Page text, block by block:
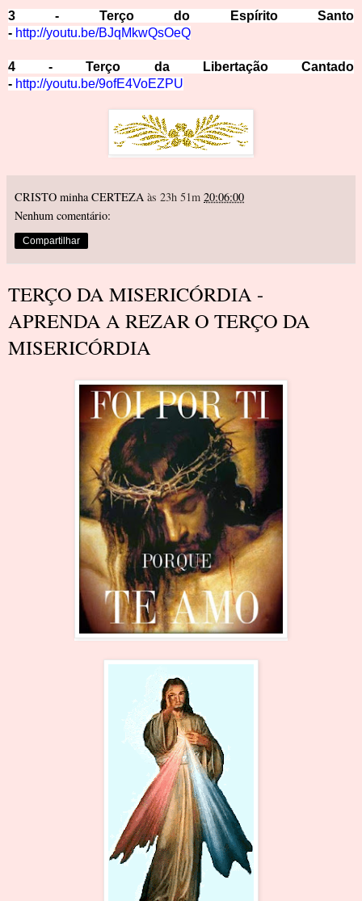
3 - Terço do Espírito Santo
- http://youtu.be/BJqMkwQsOeQ
4 - Terço da Libertação Cantado
- http://youtu.be/9ofE4VoEZPU
CRISTO minha CERTEZA às 23h 51m 20:06:00
Nenhum comentário:
Compartilhar
TERÇO DA MISERICÓRDIA -
APRENDA A REZAR O TERÇO DA
MISERICÓRDIA